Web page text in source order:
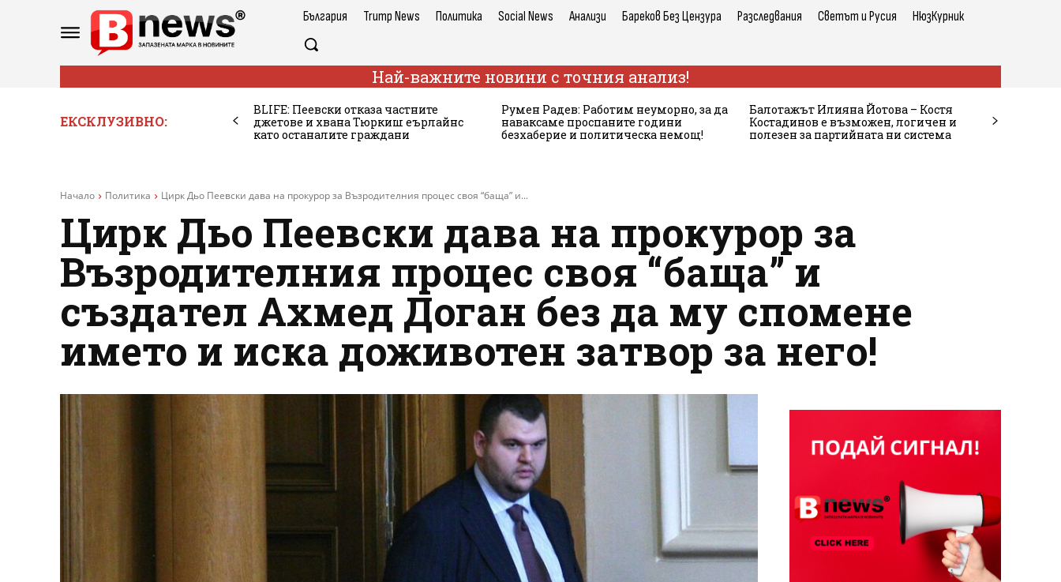
България Trump News Политика Social News Анализи Бареков Без Цензура Разследвания Светът и Русия НюзКурник
Най-важните новини с точния анализ!
ЕКСКЛУЗИВНО:
BLIFE: Пеевски отказа частните
джетове и хвана Тюркиш еърлайнс
като останалите граждани
Румен Радев: Работим неуморно, за да
наваксаме проспаните години
безхаберие и политическа немощ!
Балотажът Илияна Йотова – Костя
Костадинов е възможен, логичен и
полезен за партийната ни система
Начало Политика Цирк Дьо Пеевски дава на прокурор за Възродителния процес своя “баща” и...
Цирк Дьо Пеевски дава на прокурор за
Възродителния процес своя “баща” и
създател Ахмед Доган без да му спомене
името и иска доживотен затвор за него!